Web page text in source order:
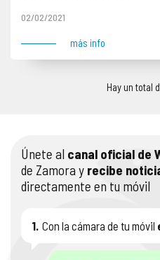
02/02/2021
más info
Hay un total
Únete al canal oficial de
de Zamora y recibe
directamente en tu móvil
1. Con la cámara de tu móvil